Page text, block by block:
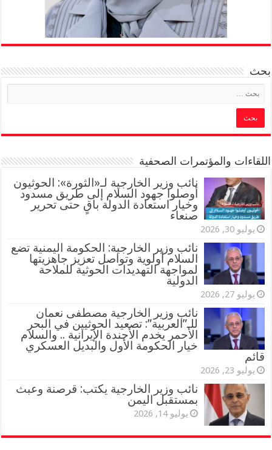
بحث
اللقاءات والمؤتمرات الصحفية
‏نائب وزير الخارجية لـ«الثورة»: الحوثيون
أوصلوا جهود السلام إلى طريق مسدود
وخيار استعادة الدولة باقٍ حتى تحرير
صنعاء
يوليو 30, 2026
نائب وزير الخارجية: الحكومة اليمنية تضع
السلام أولوية وتواصل تعزيز جاهزيتها
لمواجهة التهديدات الحوثية للملاحة
الدولية
يوليو 27, 2026
نائب وزير الخارجية مصطفى نعمان
للـ”العربية”: تصعيد الحوثيين في البحر
الأحمر يخدم الأجندة الإيرانية .. والسلام
خيار الحكومة الأول والبديل العسكري
قائم
يوليو 23, 2026
نائب وزير الخارجية يكتب: قرصنة وعبث
بمستقبل اليمن
يوليو 14, 2026